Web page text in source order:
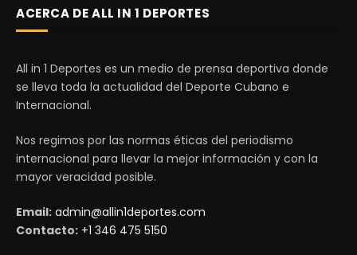
ACERCA DE ALL IN 1 DEPORTES
All in 1 Deportes es un medio de prensa deportiva donde
se lleva toda la actualidad del Deporte Cubano e
Internacional.
Nos regimos por las normas éticas del periodismo
internacional para llevar la mejor información y con la
mayor veracidad posible.
Email: admin@allin1deportes.com
Contacto: +1 346 475 5150